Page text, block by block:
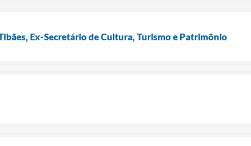
Ex-Secretário de Cultura, Turismo e Patrimônio